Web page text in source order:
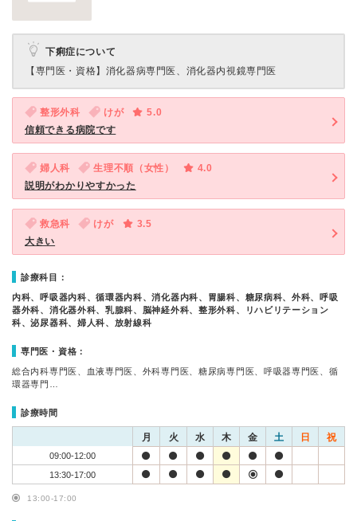
下痢症について
【専門医・資格】 消化器病専門医、消化器内視鏡専門医
整形外科 けが
5.0
信頼できる病院です
婦人科 生理不順（女性）
4.0
説明がわかりやすかった
救急科 けが
3.5
大きい
診療科目：
内科、呼吸器内科、循環器内科、消化器内科、胃腸科、糖尿病科、外科、呼吸
器外科、消化器外科、乳腺科、脳神経外科、整形外科、リハビリテーション
科、泌尿器科、婦人科、放射線科
専門医・資格：
総合内科専門医、血液専門医、外科専門医、糖尿病専門医、呼吸器専門医、循
環器専門…
診療時間
月 火 水 木 金 土 日 祝
09:00-12:00
13:30-17:00
13:00-17:00